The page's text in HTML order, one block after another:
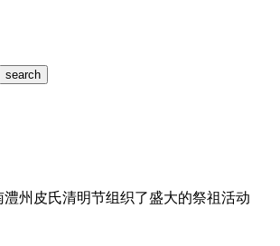
澧州皮氏清明节组织了盛大的祭祖活动